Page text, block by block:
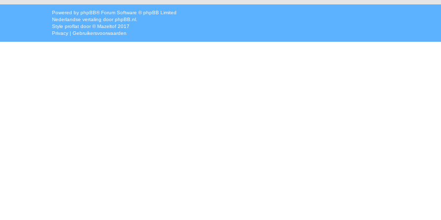
Powered by phpBB® Forum Software © phpBB Limited
Nederlandse vertaling door phpBB.nl
Style proflat door ©Mazeltof 2017
Privacy | Gebruikersvoorwaarden